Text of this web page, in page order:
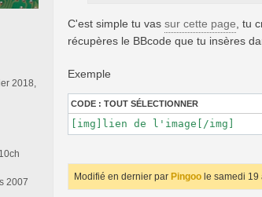
2018,
2007
C'est simple tu vas sur cette page , tu
récupères le BBcode que tu insères
Exemple
CODE : TOUT SÉLECTIONNER
[img]lien de l'image[/img]
Modifié en dernier par Pingoo le samedi 19